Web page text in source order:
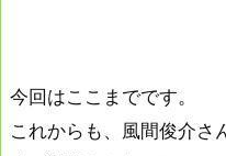
今回はここまでです。
これからも、風間俊介さ